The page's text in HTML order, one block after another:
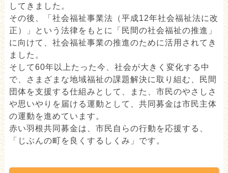
してきました。
その後、「社会福祉事業法（平成12年社会福祉法に改
正）」という法律をもとに「民間の社会福祉の推進」
に向けて、社会福祉事業の推進のために活用されてき
ました。
そして60年以上たった今、社会が大きく変化する中
で、さまざまな地域福祉の課題解決に取り組む、民間
団体を支援する仕組みとして、また、市民のやさしさ
や思いやりを届ける運動として、共同募金は市民主体
の運動を進めています。
赤い羽根共同募金は、市民自らの行動を応援する、
「じぶんの町を良くするしくみ」です。